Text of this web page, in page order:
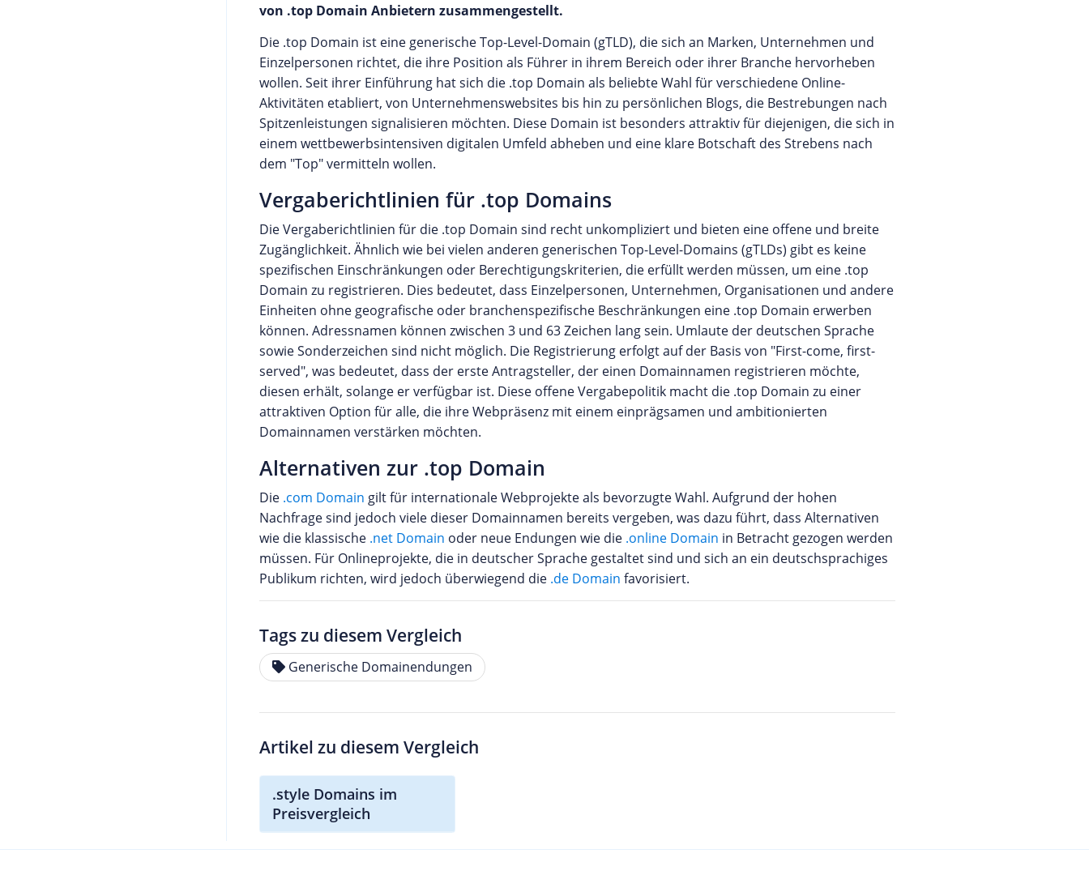
von .top Domain Anbietern zusammengestellt.
Die .top Domain ist eine generische Top-Level-Domain (gTLD), die sich an Marken, Unternehmen und
Einzelpersonen richtet, die ihre Position als Führer in ihrem Bereich oder ihrer Branche hervorheben
wollen. Seit ihrer Einführung hat sich die .top Domain als beliebte Wahl für verschiedene Online-
Aktivitäten etabliert, von Unternehmenswebsites bis hin zu persönlichen Blogs, die Bestrebungen nach
Spitzenleistungen signalisieren möchten. Diese Domain ist besonders attraktiv für diejenigen, die sich in
einem wettbewerbsintensiven digitalen Umfeld abheben und eine klare Botschaft des Strebens nach
dem "Top" vermitteln wollen.
Vergaberichtlinien für .top Domains
Die Vergaberichtlinien für die .top Domain sind recht unkompliziert und bieten eine offene und breite
Zugänglichkeit. Ähnlich wie bei vielen anderen generischen Top-Level-Domains (gTLDs) gibt es keine
spezifischen Einschränkungen oder Berechtigungskriterien, die erfüllt werden müssen, um eine .top
Domain zu registrieren. Dies bedeutet, dass Einzelpersonen, Unternehmen, Organisationen und andere
Einheiten ohne geografische oder branchenspezifische Beschränkungen eine .top Domain erwerben
können. Adressnamen können zwischen 3 und 63 Zeichen lang sein. Umlaute der deutschen Sprache
sowie Sonderzeichen sind nicht möglich. Die Registrierung erfolgt auf der Basis von "First-come, first-
served", was bedeutet, dass der erste Antragsteller, der einen Domainnamen registrieren möchte,
diesen erhält, solange er verfügbar ist. Diese offene Vergabepolitik macht die .top Domain zu einer
attraktiven Option für alle, die ihre Webpräsenz mit einem einprägsamen und ambitionierten
Domainnamen verstärken möchten.
Alternativen zur .top Domain
Die .com Domain gilt für internationale Webprojekte als bevorzugte Wahl. Aufgrund der hohen
Nachfrage sind jedoch viele dieser Domainnamen bereits vergeben, was dazu führt, dass Alternativen
wie die klassische .net Domain oder neue Endungen wie die .online Domain in Betracht gezogen werden
müssen. Für Onlineprojekte, die in deutscher Sprache gestaltet sind und sich an ein deutschsprachiges
Publikum richten, wird jedoch überwiegend die .de Domain favorisiert.
Tags zu diesem Vergleich
Generische Domainendungen
Artikel zu diesem Vergleich
.style Domains im
Preisvergleich